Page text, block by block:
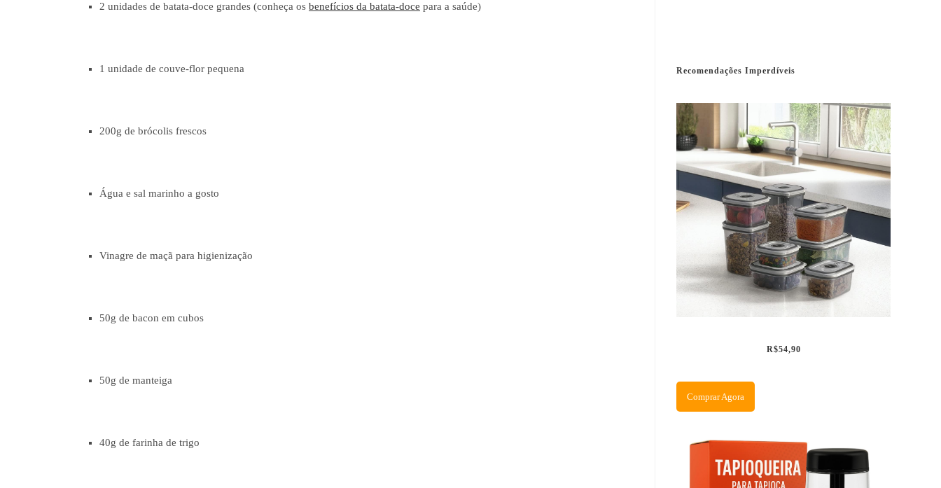
2 unidades de batata-doce grandes (conheça os benefícios da batata-doce para a saúde)
1 unidade de couve-flor pequena
200g de brócolis frescos
Água e sal marinho a gosto
Vinagre de maçã para higienização
50g de bacon em cubos
50g de manteiga
40g de farinha de trigo
Recomendações Imperdíveis
R$54,90
Comprar Agora